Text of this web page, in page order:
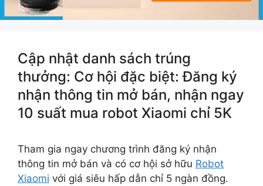
Cập nhật danh sách trúng
thưởng: Cơ hội đặc biệt: Đăng ký
nhận thông tin mở bán, nhận ngay
10 suất mua robot Xiaomi chỉ 5K
Tham gia ngay chương trình đăng ký nhận
thông tin mở bán và có cơ hội sở hữu Robot
Xiaomi với giá siêu hấp dẫn chỉ 5 ngàn đồng.